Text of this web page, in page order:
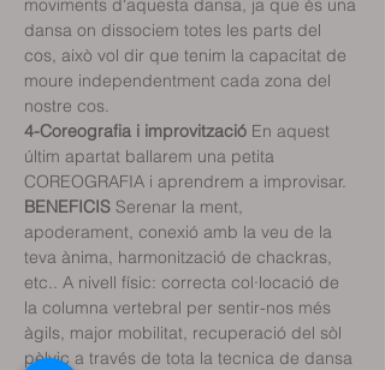
moviments d'aquesta dansa, ja que és una
dansa on dissociem totes les parts del
cos, això vol dir que tenim la capacitat de
moure independentment cada zona del
nostre cos.
4-Coreografia i improvització En aquest
últim apartat ballarem una petita
COREOGRAFIA i aprendrem a improvisar.
BENEFICIS Serenar la ment,
apoderament, conexió amb la veu de la
teva ànima, harmonització de chackras,
etc.. A nivell físic: correcta col·locació de
la columna vertebral per sentir-nos més
àgils, major mobilitat, recuperació del sòl
pèlvic a través de tota la tecnica de dansa